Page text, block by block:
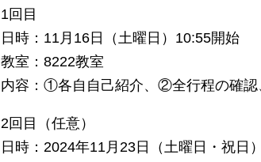
1回目
日時：11月16日（土曜日）10:55開始
教室：8222教室
内容：①各自自己紹介、②全行程の確
2回目（任意）
日時：2024年11月23日（土曜日・祝日